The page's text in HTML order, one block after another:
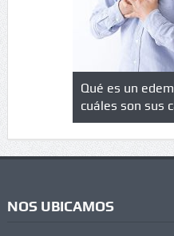
Delwin
Departamental
NOS UBICAMOS